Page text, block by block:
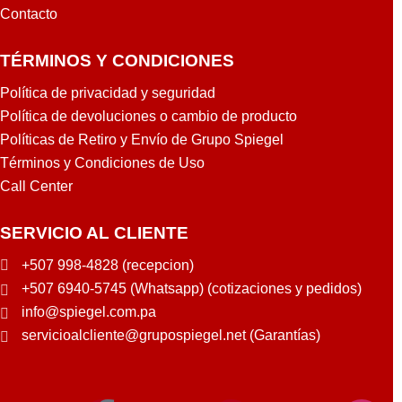
Contacto
TÉRMINOS Y CONDICIONES
Política de privacidad y seguridad
Política de devoluciones o cambio de producto
Políticas de Retiro y Envío de Grupo Spiegel
Términos y Condiciones de Uso
Call Center
SERVICIO AL CLIENTE
+507 998-4828 (recepcion)
+507 6940-5745 (Whatsapp) (cotizaciones y pedidos)
info@spiegel.com.pa
servicioalcliente@grupospiegel.net (Garantías)